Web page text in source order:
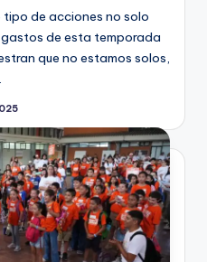
tipo de acciones no solo
de esta temporada
que no estamos solos,